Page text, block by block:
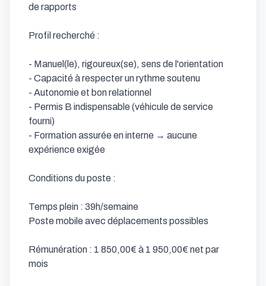
de rapports
Profil recherché :
- Manuel(le), rigoureux(se), sens de l'orientation
- Capacité à respecter un rythme soutenu
- Autonomie et bon relationnel
- Permis B indispensable (véhicule de service
fourni)
- Formation assurée en interne → aucune
expérience exigée
Conditions du poste :
Temps plein : 39h/semaine
Poste mobile avec déplacements possibles
Rémunération : 1 850,00€ à 1 950,00€ net par
mois